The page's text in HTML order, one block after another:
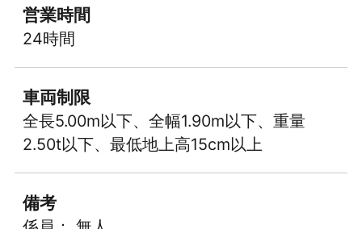
営業時間
24時間
車両制限
全長5.00m以下、全幅1.90m以下、重量
2.50t以下、最低地上高15cm以上
備考